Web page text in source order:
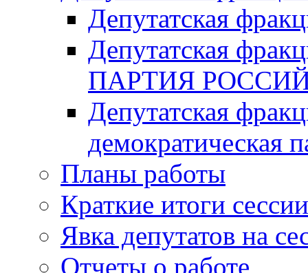
Депутатская
Депутатская
ПАРТИЯ
Депутатская
демократическая
Планы работы
Краткие итоги сессии
Явка депутатов на
Отчеты о работе